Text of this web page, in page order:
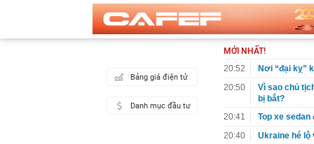
Bảng giá điện tử
Danh mục đầu tư
MỚI NHẤT!
20:52
Nơi “đại kỵ”
20:50
Vì sao chủ
bị bắt?
20:41
Top xe sedan
20:40
Ukraine hé lộ